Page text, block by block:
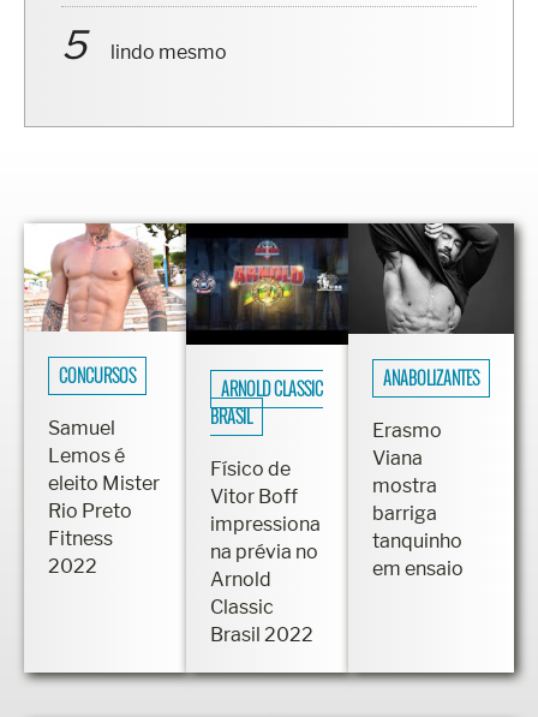
lindo mesmo
CONCURSOS
Samuel
Lemos é
eleito Mister
Rio Preto
Fitness
2022
ARNOLD CLASSIC
BRASIL
Físico de
Vitor Boff
impressiona
na prévia no
Arnold
Classic
Brasil 2022
ANABOLIZANTES
Erasmo
Viana
mostra
barriga
tanquinho
em ensaio